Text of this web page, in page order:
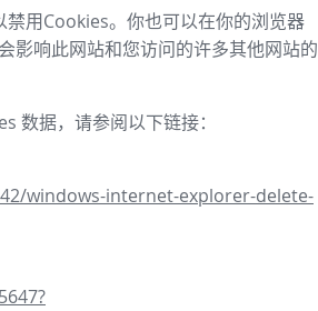
用Cookies。你也可以在你的浏览器
影响此网站和您访问的许多其他网站的
数据，请参阅以下链接：
windows-internet-explorer-delete-